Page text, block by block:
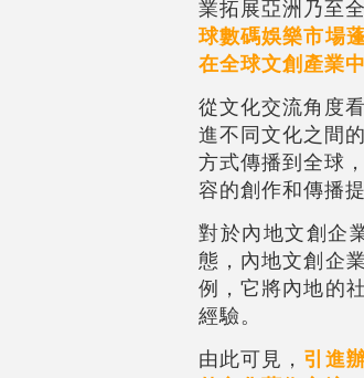
業拓展亞洲乃至
球數碼娛樂市場
在全球文創產業中
從文化交流角度
進不同文化之間
方式傳播到全球
容的創作和傳播
對於內地文創企
態，內地文創企
例，它將內地的
經驗。
由此可見， 引進